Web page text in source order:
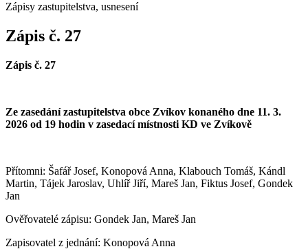
Zápisy zastupitelstva, usnesení
Zápis č. 27
Zápis č. 27
Ze zasedání zastupitelstva obce Zvíkov konaného dne 11. 3.
2026 od 19 hodin v zasedací místnosti KD ve Zvíkově
Přítomni: Šafář Josef, Konopová Anna, Klabouch Tomáš, Kándl
Martin, Tájek Jaroslav, Uhlíř Jiří, Mareš Jan, Fiktus Josef, Gondek
Jan
Ověřovatelé zápisu: Gondek Jan, Mareš Jan
Zapisovatel z jednání: Konopová Anna